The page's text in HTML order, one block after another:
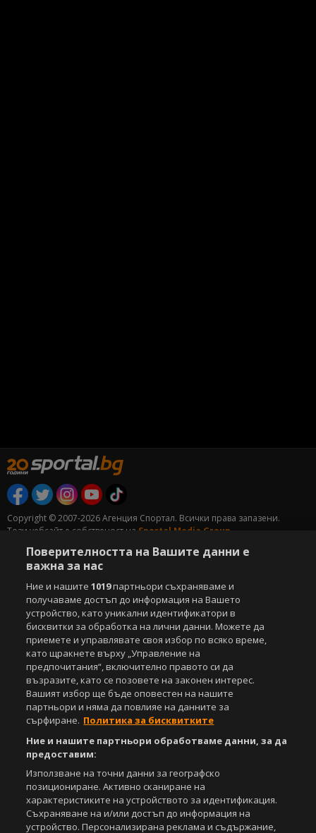
Copyright © 2007-2026 Агенция Спортал. Всички права запазени.
Този уебсайт е собственост на Sportal Media Group
За нас Екип За рекламa
Общи условия
Етични правила на НСС
Управление на предпочитания
Съдържанието на този уеб сайт и технологиите, използвани в него, са
под закрила на Закона за авторското право и сродните му права.
Всички статии, репортажи, интервюта и други текстови, графични и
видео материали, публикувани в сайта, са собственост на Агенция
Спортал, освен ако изрично е посочено друго. Допуска се
публикуване на текстови материали само след писмено съгласие на
Агенция Спортал, посочване на източника и добавяне на линк към
www.sportal.bg. Използването на графични и видео материали,
публикувани в сайта, е строго забранено. Нарушителите ще бъдат
СвалиБЕЗПЛАТНОТО
Android
Powered by:
Поверителността на Вашите данни е
важна за нас
Ние и нашите1019партньори съхраняваме и
получаваме достъп до информация на Вашето
устройство, като уникални идентификатори в
бисквитки за обработка на лични данни. Можете да
приемете и управлявате своя избор по всяко време,
като щракнете върху „Управление на
предпочитания“, включително правото си да
възразите, като се позовете на законен интерес.
Вашият избор ще бъде оповестен на нашите
партньори и няма да повлияе на данните за
сърфиране. Политика за бисквитките
Ние и нашите партньори обработваме данни, за да
предоставим:
Използване на точни данни за географско
позициониране. Активно сканиране на
характеристиките на устройството за идентификация.
Съхраняване на и/или достъп до информация на
устройство. Персонализирана реклама и съдържание,